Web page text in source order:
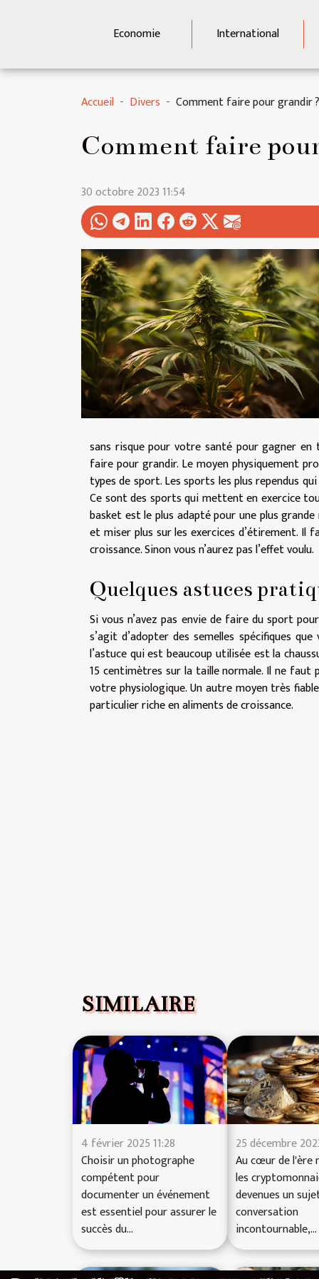
Economie International
Accueil Divers Comment faire pour grandir ?
Comment faire
30 octobre 2023 11:54
sans risque pour votre santé pour gagner en
faire pour grandir. Le moyen physiquement
types de sport. Les sports les plus rependus
Ce sont des sports qui mettent en exercice
basket est le plus adapté pour une plus
et miser plus sur les exercices d’étirement.
croissance. Sinon vous n’aurez pas l’effet voulu.
Quelques astuces
Si vous n’avez pas envie de faire du sport
s’agit d’adopter des semelles spécifiques
l’astuce qui est beaucoup utilisée est la
15 centimètres sur la taille normale. Il ne faut
votre physiologique. Un autre moyen très
particulier riche en aliments de croissance.
SIMILAIRE
4 février 2025 11:28
Choisir un photographe
compétent pour
documenter un événement
est essentiel pour assurer le
succès du...
25 décembre
Au cœur de l'ère
les
devenues un
conversation
incontournable,...